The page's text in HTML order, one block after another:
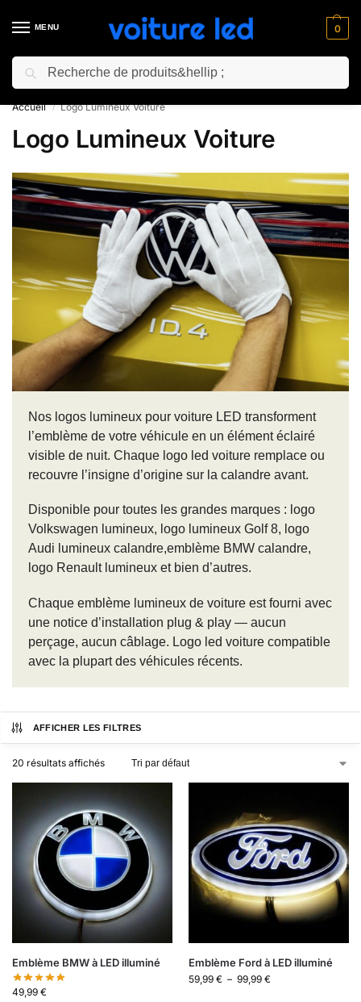
MENU 0
⚡ 10% de réduction pour les nouveaux clients avec le code “NC10”
Accueil / Logo Lumineux Voiture
Logo Lumineux Voiture
Nos logos lumineux pour voiture LED transforment
l’emblème de votre véhicule en un élément éclairé
visible de nuit. Chaque logo led voiture remplace ou
recouvre l’insigne d’origine sur la calandre avant.
Disponible pour toutes les grandes marques : logo
Volkswagen lumineux, logo lumineux Golf 8, logo
Audi lumineux calandre,emblème BMW calandre,
logo Renault lumineux et bien d’autres.
Chaque emblème lumineux de voiture est fourni avec
une notice d’installation plug & play — aucun
perçage, aucun câblage. Logo led voiture compatible
avec la plupart des véhicules récents.
AFFICHER LES FILTRES
20 résultats affichés
Emblème BMW à LED illuminé
49,99 €
Emblème Ford à LED illuminé
59,99 € – 99,99 €